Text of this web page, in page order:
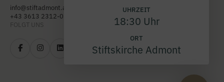
info@stiftadmont.at
+43 3613 2312-0
FOLGT UNS
UHRZEIT
18:30 Uhr
ORT
Stiftskirche Admont